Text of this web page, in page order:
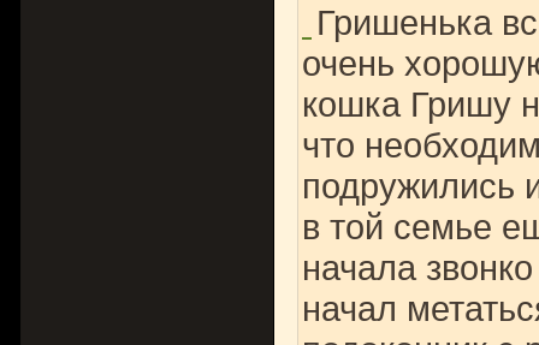
Гришенька
очень
кошка Гришу
что
подружились
в той семье
начала
начал